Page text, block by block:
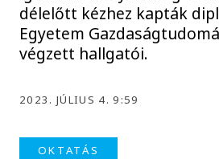
délelőtt kézhez kapták
Egyetem
végzett hallgatói.
2023. JÚLIUS 4. 9:59
OKTATÁS